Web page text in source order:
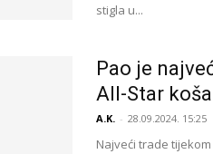
stigla u...
Pao je
All-Star
A.K. - 28.09.2024. 15:25
Najveći trade